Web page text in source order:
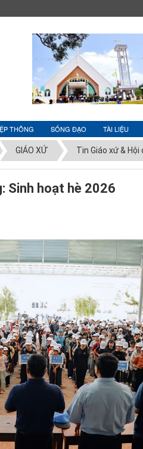
THÔNG SỐNG ĐẠO TÀI LIỆU
GIÁO XỨ Tin Giáo xứ & Hội
Sinh hoạt hè 2026